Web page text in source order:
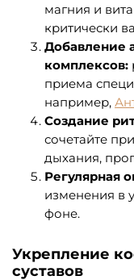
магния и
критически
Добавление
комплексов:
приема
например,
Создание
сочетайте
дыхания,
Регулярная
изменения в
фоне.
Укрепление
суставов